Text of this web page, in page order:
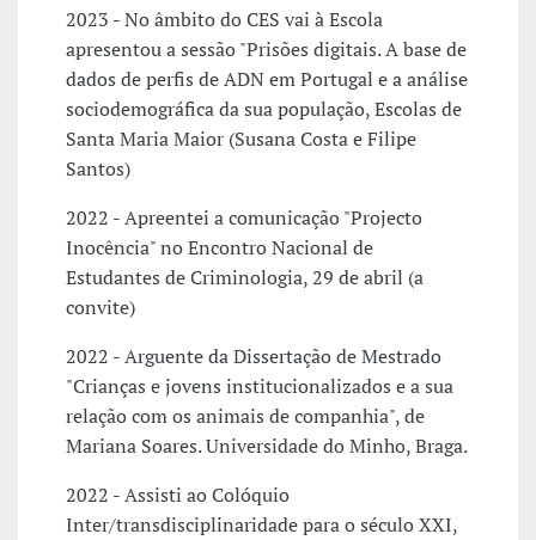
2023 - No âmbito do CES vai à Escola
apresentou a sessão "Prisões digitais. A base de
dados de perfis de ADN em Portugal e a análise
sociodemográfica da sua população, Escolas de
Santa Maria Maior (Susana Costa e Filipe
Santos)
2022 - Apreentei a comunicação "Projecto
Inocência" no Encontro Nacional de
Estudantes de Criminologia, 29 de abril (a
convite)
2022 - Arguente da Dissertação de Mestrado
"Crianças e jovens institucionalizados e a sua
relação com os animais de companhia", de
Mariana Soares. Universidade do Minho, Braga.
2022 - Assisti ao Colóquio
Inter/transdisciplinaridade para o século XXI,